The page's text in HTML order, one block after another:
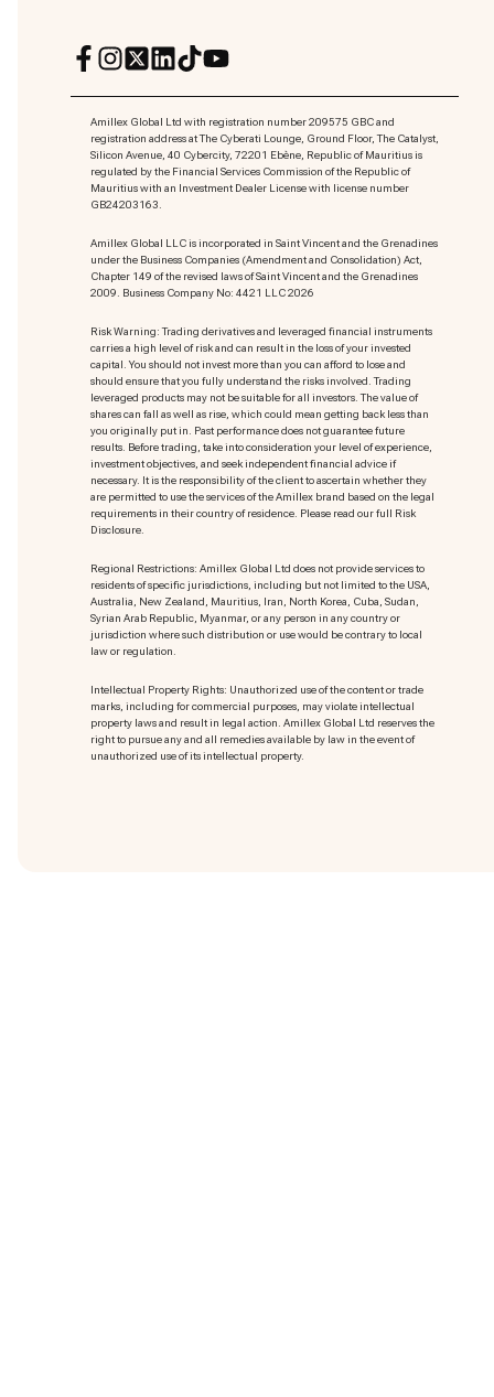
Amillex Global Ltd with registration number 209575 GBC and
registration address at The Cyberati Lounge, Ground Floor, The Catalyst,
Silicon Avenue, 40 Cybercity, 72201 Ebène, Republic of Mauritius is
regulated by the Financial Services Commission of the Republic of
Mauritius with an Investment Dealer License with license number
GB24203163.
Amillex Global LLC is incorporated in Saint Vincent and the Grenadines
under the Business Companies (Amendment and Consolidation) Act,
Chapter 149 of the revised laws of Saint Vincent and the Grenadines
2009. Business Company No: 4421 LLC 2026
Risk Warning: Trading derivatives and leveraged financial instruments
carries a high level of risk and can result in the loss of your invested
capital. You should not invest more than you can afford to lose and
should ensure that you fully understand the risks involved. Trading
leveraged products may not be suitable for all investors. The value of
shares can fall as well as rise, which could mean getting back less than
you originally put in. Past performance does not guarantee future
results. Before trading, take into consideration your level of experience,
investment objectives, and seek independent financial advice if
necessary. It is the responsibility of the client to ascertain whether they
are permitted to use the services of the Amillex brand based on the legal
requirements in their country of residence. Please read our full Risk
Disclosure.
Regional Restrictions: Amillex Global Ltd does not provide services to
residents of specific jurisdictions, including but not limited to the USA,
Australia, New Zealand, Mauritius, Iran, North Korea, Cuba, Sudan,
Syrian Arab Republic, Myanmar, or any person in any country or
jurisdiction where such distribution or use would be contrary to local
law or regulation.
Intellectual Property Rights: Unauthorized use of the content or trade
marks, including for commercial purposes, may violate intellectual
property laws and result in legal action. Amillex Global Ltd reserves the
right to pursue any and all remedies available by law in the event of
unauthorized use of its intellectual property.